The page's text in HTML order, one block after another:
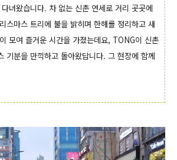
녀왔습니다. 차 없는 신촌 연세로 거리 곳곳에
스마스 트리에 불을 밝히며 한해를 정리하고 새
모여 즐거운 시간을 가졌는데요, TONG이 신촌
기분을 만끽하고 돌아왔답니다. 그 현장에 함께